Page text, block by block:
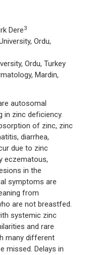
Dere3
Ordu,
Ordu, Turkey
Mardin,
autosomal
in zinc deficiency.
of zinc, zinc
diarrhea,
due to zinc
eczematous,
in the
symptoms are
from
are not breastfed.
systemic zinc
and rare
many different
missed. Delays in